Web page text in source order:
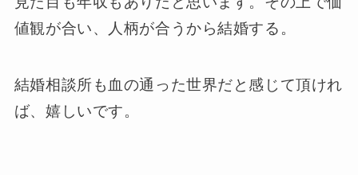
値観が合い、人柄が合うから結婚する。
結婚相談所も血の通った世界だと感じて頂けれ
ば、嬉しいです。